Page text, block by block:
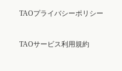
TAOプライバシーポリシー
TAOサービス利用規約